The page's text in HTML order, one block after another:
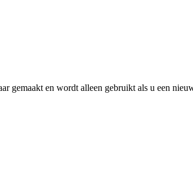
gemaakt en wordt alleen gebruikt als u een